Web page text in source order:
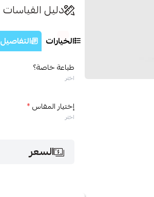
دليل القياسات
الخيارات التفاصيل
طباعة خاصة؟
اختر
إختيار المقاس*
اختر
السعر